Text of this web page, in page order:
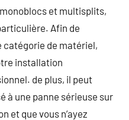
et multisplits,
Afin de
de matériel,
installation
de plus, il peut
à une panne sérieuse sur
et que vous n’ayez